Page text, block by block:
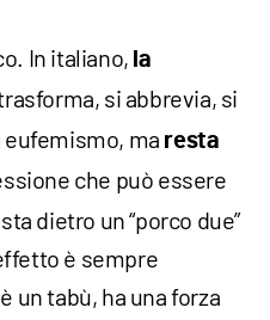
In italiano, la
si abbrevia, si
ma resta
che può essere
dietro un “porco due”
è sempre
un tabù, ha una forza